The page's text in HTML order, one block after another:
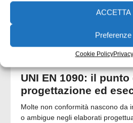
ACCETTA
Preferenze
Cookie Policy
UNI EN 1090: il
progettazione ed
Molte non conformità nascono da
o ambigue negli elaborati